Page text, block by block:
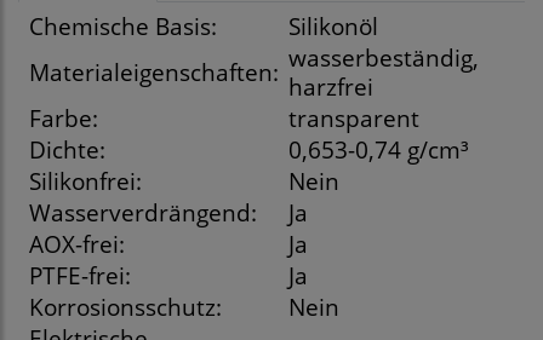
Chemische Basis:
Silikonöl
Materialeigenschaften: wasserbeständig,
harzfrei
Farbe:
transparent
Dichte:
0,653-0,74 g/cm³
Silikonfrei:
Nein
Wasserverdrängend:
Ja
AOX-frei:
Ja
PTFE-frei:
Ja
Korrosionsschutz:
Nein